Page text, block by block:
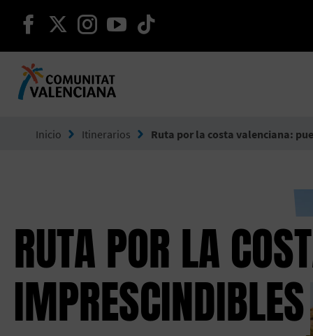
seguir en facebook
seguir en twitter
seguir en instagram
seguir en youtube
Inicio Itinerarios Ruta por la costa valenciana:
RUTA POR LA
IMPRESCINDIBLES